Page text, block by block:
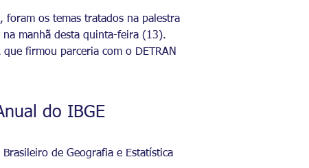
foram os temas tratados na palestra
na manhã desta quinta-feira (13).
firmou parceria com o DETRAN
do IBGE
de Geografia e Estatística